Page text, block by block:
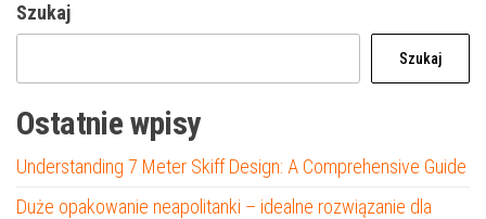
Szukaj
Szukaj
Ostatnie wpisy
Understanding 7 Meter Skiff Design: A Comprehensive Guide
Duże opakowanie neapolitanki – idealne rozwiązanie dla